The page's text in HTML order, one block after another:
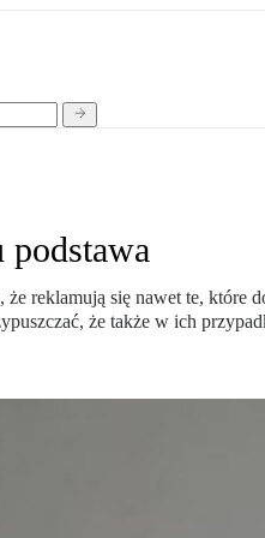
reklamują się nawet te, które
że także w ich